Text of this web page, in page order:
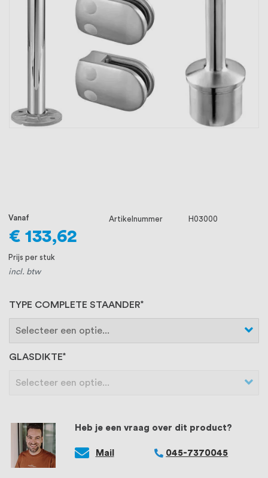
ons voorop, want we geloven dat een
goede relatie met onze klanten het
verschil maakt.
Heb je een vraag over dit product?
Mail 045-7370045
TYPE COMPLETE STAANDER
GLASDIKTE
Vanaf
€ 133,62
Prijs per stuk
incl. btw
Artikelnummer H03000